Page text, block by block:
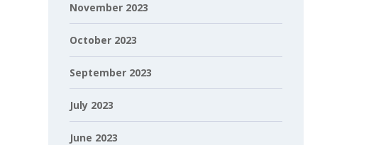
November 2023
October 2023
September 2023
July 2023
June 2023